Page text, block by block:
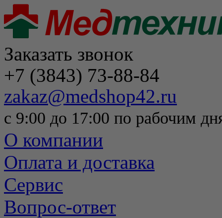
Заказать звонок
+7 (3843) 73-88-84
zakaz@medshop42.ru
с 9:00 до 17:00 по рабочим
О компании
Оплата и доставка
Сервис
Вопрос-ответ